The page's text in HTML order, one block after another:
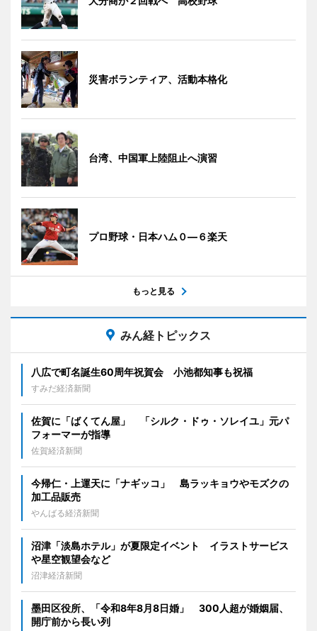
災害ボランティア、活動本格化
台湾、中国軍上陸阻止へ演習
プロ野球・日本ハム０―６楽天
もっと見る
みん経トピックス
八広で町名誕生60周年祝賀会 小池都知事も祝福
すみだ経済新聞
佐賀に「ばくてん屋」 「シルク・ドゥ・ソレイユ」元パ
フォーマーが指導
佐賀経済新聞
今帰仁・上運天に「ナギッコ」 島ラッキョウやモズクの
加工品販売
やんばる経済新聞
沼津「淡島ホテル」が夏限定イベント イラストサービス
や星空観望会など
沼津経済新聞
墨田区役所、「令和8年8月8日婚」 300人超が婚姻届、
開庁前から長い列